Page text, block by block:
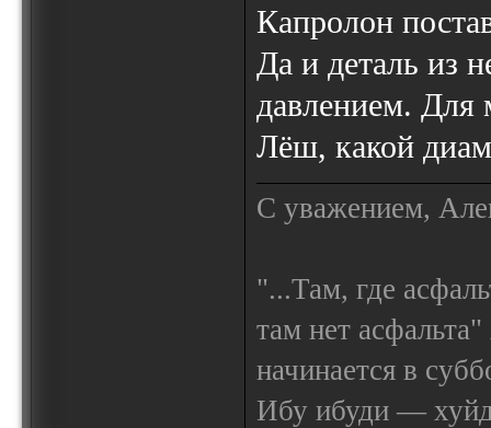
Капролон
Да и деталь из
давлением. Для
Лёш, какой
С уважением,
"...Там, где
там нет
начинается в
Ибу ибуди —